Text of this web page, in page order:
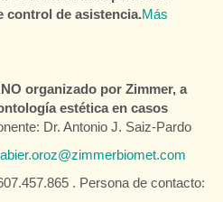
control de asistencia.Más
organizado por Zimmer, a
estética en casos
Dr. Antonio J. Saiz-Pardo
. Persona de contacto: